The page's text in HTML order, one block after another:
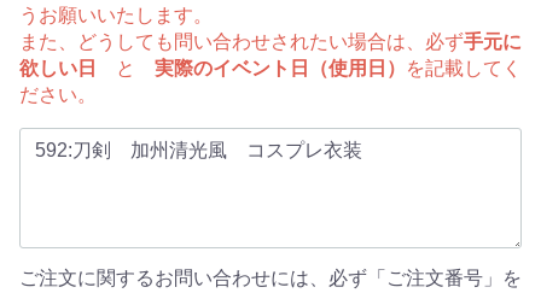
うお願いいたします。
また、どうしても問い合わせされたい場合は、必ず手元に
欲しい日
と 実際のイベント日（使用日）
を記載してく
ださい。
ご注文に関するお問い合わせには、必ず「ご注文番号」を